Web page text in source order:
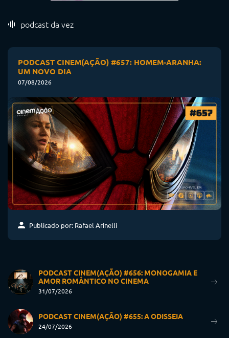
podcast da vez
PODCAST CINEM(AÇÃO) #657: HOMEM-ARANHA:
UM NOVO DIA
07/08/2026
Publicado por: Rafael Arinelli
PODCAST CINEM(AÇÃO) #656: MONOGAMIA E
AMOR ROMÂNTICO NO CINEMA
31/07/2026
PODCAST CINEM(AÇÃO) #655: A ODISSEIA
24/07/2026